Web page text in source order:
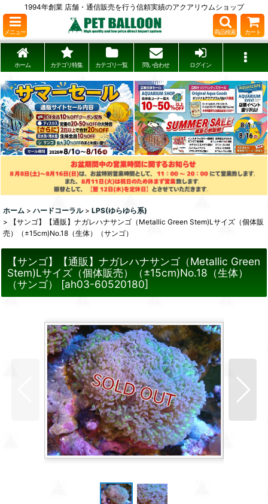
1994年創業 店舗・通信販売を行う信頼実績のアクアリウムショップ
メニュー 商品検索 カート
ホーム カテゴリ特集 カテゴリ一覧 問い合わせ ログイン
ホーム > ハードコーラル > LPS(ゆらゆら系)
>
【サンゴ】【通販】ナガレハナサンゴ（Metallic Green Stem)Lサイズ（個体販
売）（±15cm)No.18（生体）（サンゴ）
【サンゴ】【通販】ナガレハナサンゴ（Metallic Green
Stem)Lサイズ（個体販売）（±15cm)No.18（生体）
（サンゴ）
[ah03-60520180]